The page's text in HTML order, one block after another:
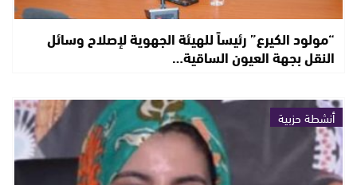
“مولود الكيرع” رئيساً للهيئة الجهوية لإصلاح وسائل
النقل بجهة العيون الساقية…
أنشطة حزبية